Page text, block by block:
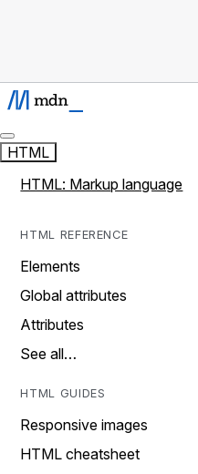
HTML
HTML: Markup language
HTML REFERENCE
Elements
Global attributes
Attributes
See all…
HTML GUIDES
Responsive images
HTML cheatsheet